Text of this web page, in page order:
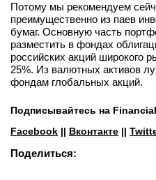
Потому мы рекомендуем
преимущественно из паев
бумаг. Основную часть
разместить в фондах
российских акций широкого
25%. Из валютных активов
фондам глобальных акций.
Подписывайтесь на
Facebook || Вконтакте ||
Поделиться: